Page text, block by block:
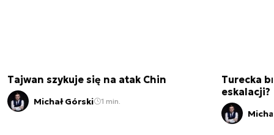
Tajwan szykuje się na atak Chin
Michał Górski 1 min.
Turecka
eskalacji?